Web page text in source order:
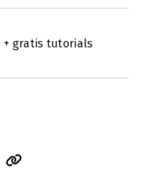
+ gratis tutorials